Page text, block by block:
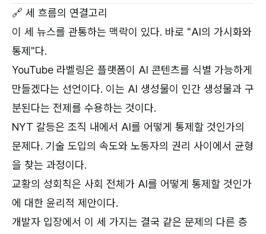
🔗 세 흐름의 연결고리
이 세 뉴스를 관통하는 맥락이 있다. 바로 "AI의 가시화와
통제"다.
YouTube 라벨링은 플랫폼이 AI 콘텐츠를 식별 가능하게
만들겠다는 선언이다. 이는 AI 생성물이 인간 생성물과 구
분된다는 전제를 수용하는 것이다.
NYT 갈등은 조직 내에서 AI를 어떻게 통제할 것인가의
문제다. 기술 도입의 속도와 노동자의 권리 사이에서 균형
을 찾는 과정이다.
교황의 성회칙은 사회 전체가 AI를 어떻게 통제할 것인가
에 대한 윤리적 제안이다.
개발자 입장에서 이 세 가지는 결국 같은 문제의 다른 층